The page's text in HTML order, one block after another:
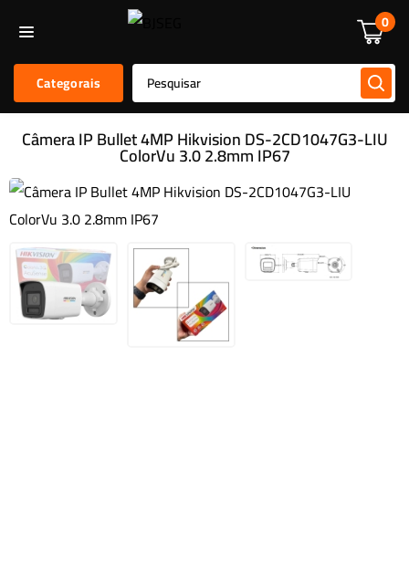
0
Categorais
Alarmes E Sensores
Câmera IP Bullet 4MP Hikvision DS-2CD1047G3-LIU
ColorVu 3.0 2.8mm IP67